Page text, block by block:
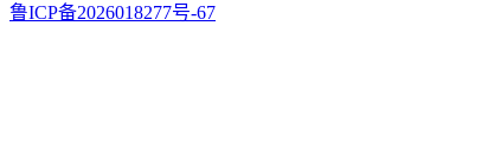
鲁ICP备2026018277号-67